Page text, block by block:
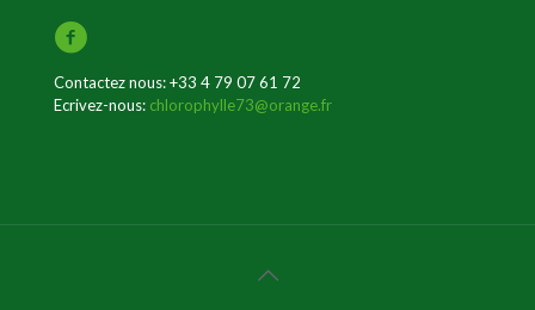
Contactez nous:+33 4 79 07 61 72
Ecrivez-nous: chlorophylle73@orange.fr